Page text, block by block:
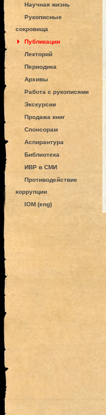
Научная жизнь
Рукописные
сокровища
Публикации
Лекторий
Периодика
Архивы
Работа с рукописями
Экскурсии
Продажа книг
Спонсорам
Аспирантура
Библиотека
ИВР в СМИ
Противодействие
коррупции
IOM (eng)